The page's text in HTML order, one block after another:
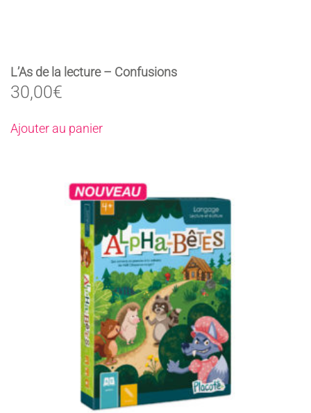
L’As de la lecture – Confusions
30,00€
Ajouter au panier